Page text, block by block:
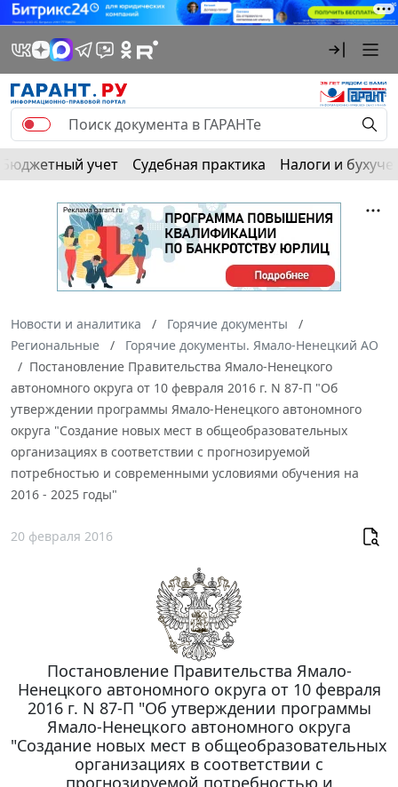
Бюджетный учет Судебная практика Налоги и
Новости и аналитика
Горячие документы
Региональные
Горячие документы. Ямало-Ненецкий АО
Постановление Правительства Ямало-Ненецкого
автономного округа от 10 февраля 2016 г. N 87-П "Об
утверждении программы Ямало-Ненецкого автономного
округа "Создание новых мест в общеобразовательных
организациях в соответствии с прогнозируемой
потребностью и современными условиями обучения на
2016 - 2025 годы"
20 февраля 2016
Постановление Правительства Ямало-
Ненецкого автономного округа от 10 февраля
2016 г. N 87-П "Об утверждении программы
Ямало-Ненецкого автономного округа
"Создание новых мест в общеобразовательных
организациях в соответствии с
прогнозируемой потребностью и